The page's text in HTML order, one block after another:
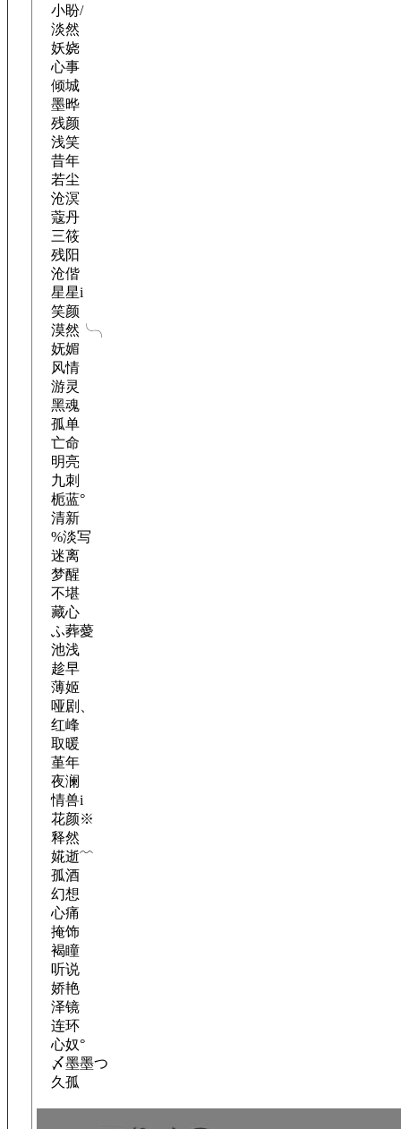
小盼/
淡然
妖娆
心事
倾城
墨晔
残颜
浅笑
昔年
若尘
沧溟
蔻丹
三筱
残阳
沧偕
星星i
笑颜
漠然╰╮
妩媚
风情
游灵
黑魂
孤单
亡命
明亮
九刺
栀蓝°
清新
%淡写
迷离
梦醒
不堪
藏心
ふ葬薆
池浅
趁早
薄姬
哑剧、
红峰
取暖
堇年
夜澜
情兽i
花颜※
释然
婲逝﹌
孤酒
幻想
心痛
掩饰
褐瞳
听说
娇艳
泽镜
连环
心奴°
〆墨墨つ
久孤